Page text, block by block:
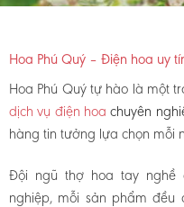
Hoa Phú Quý – Điện hoa uy
Hoa Phú Quý tự hào là một
dịch vụ điện hoachuyên
hàng tin tưởng lựa chọn mỗi
Đội ngũ thợ hoa tay nghề
nghiệp, mỗi sản phẩm